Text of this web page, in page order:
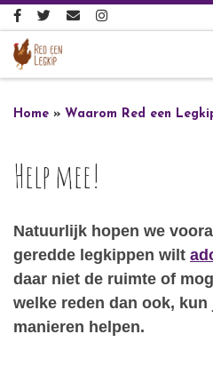
Ga naar inhoud
Home » Waarom Red een
Help mee!
Natuurlijk hopen we
geredde legkippen wilt
daar niet de ruimte of
welke reden dan ook,
manieren helpen.